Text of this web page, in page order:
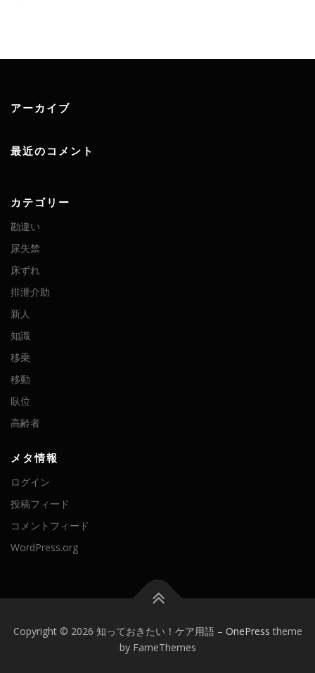
アーカイブ
最近のコメント
カテゴリー
勘違い
尿失禁
床ずれ
排泄介助
新人
知識
移乗
移動
臥位
高齢者
メタ情報
ログイン
投稿フィード
コメントフィード
WordPress.org
Copyright © 2026 知っておきたい！ケア用語 – OnePress theme
by FameThemes